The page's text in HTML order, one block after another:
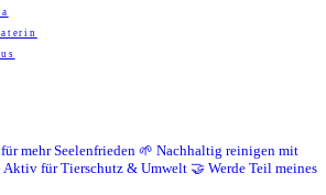
mehr Seelenfrieden 🌱 Nachhaltig reinigen mit
Aktiv für Tierschutz & Umwelt 🤝 Werde Teil meines